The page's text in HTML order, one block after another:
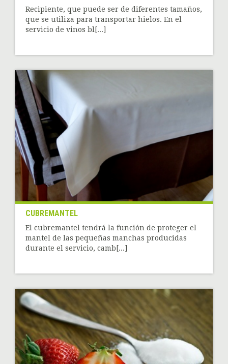
Recipiente, que puede ser de diferentes tamaños,
que se utiliza para transportar hielos. En el
servicio de vinos bl[...]
CUBREMANTEL
El cubremantel tendrá la función de proteger el
mantel de las pequeñas manchas producidas
durante el servicio, camb[...]